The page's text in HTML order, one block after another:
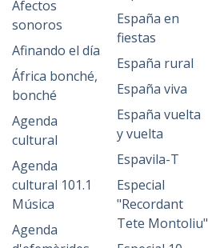
Afectos
sonoros
Afinando el día
África bonché,
bonché
Agenda
cultural
Agenda
cultural 101.1
Música
Agenda
España en
fiestas
España rural
España viva
España vuelta
y vuelta
Espavila-T
Especial
"Recordant
Tete Montoliu"